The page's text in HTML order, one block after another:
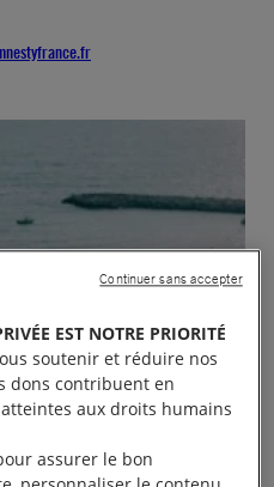
EST NOTRE PRIORITÉ
soutenir et réduire nos
dons contribuent en
aux droits humains
assurer le bon
Continuer sans accepter